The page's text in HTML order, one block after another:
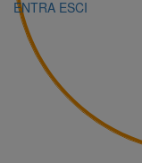
ENTRA ESCI